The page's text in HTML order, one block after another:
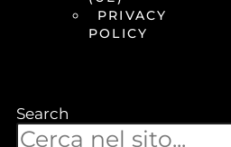
PRIVACY
POLICY
Search